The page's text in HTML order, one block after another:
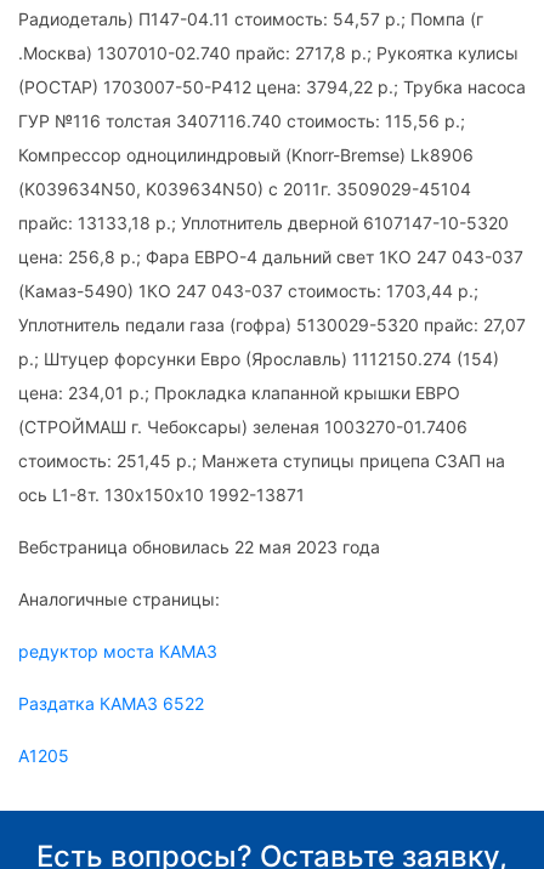
Радиодеталь) П147-04.11 стоимость: 54,57 р.; Помпа (г
.Москва) 1307010-02.740 прайс: 2717,8 р.; Рукоятка кулисы
(РОСТАР) 1703007-50-Р412 цена: 3794,22 р.; Трубка насоса
ГУР №116 толстая 3407116.740 стоимость: 115,56 р.;
Компрессор одноцилиндровый (Knorr-Bremse) Lk8906
(K039634N50, K039634N50) с 2011г. 3509029-45104
прайс: 13133,18 р.; Уплотнитель дверной 6107147-10-5320
цена: 256,8 р.; Фара ЕВРО-4 дальний свет 1КО 247 043-037
(Камаз-5490) 1КО 247 043-037 стоимость: 1703,44 р.;
Уплотнитель педали газа (гофра) 5130029-5320 прайс: 27,07
р.; Штуцер форсунки Евро (Ярославль) 1112150.274 (154)
цена: 234,01 р.; Прокладка клапанной крышки ЕВРО
(СТРОЙМАШ г. Чебоксары) зеленая 1003270-01.7406
стоимость: 251,45 р.; Манжета ступицы прицепа СЗАП на
ось L1-8т. 130х150х10 1992-13871
Вебстраница обновилась 22 мая 2023 года
Аналогичные страницы:
редуктор моста КАМАЗ
Раздатка КАМАЗ 6522
А1205
Есть вопросы? Оставьте заявку,